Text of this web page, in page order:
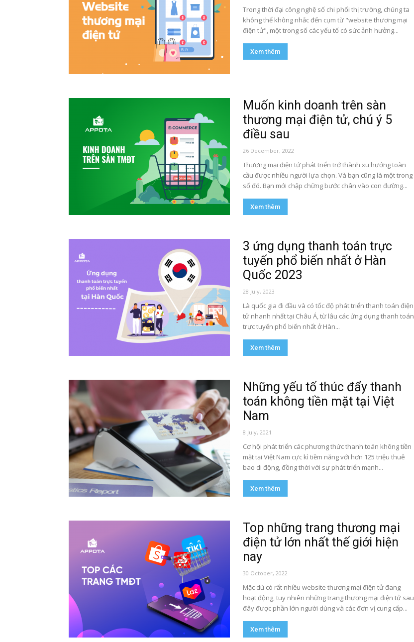
Trong thời đại công nghệ số chi phối thị trường, chúng ta
không thể không nhắc đến cụm từ "website thương mại
điện tử", một trong số các yếu tố có sức ảnh hưởng...
Xem thêm
Muốn kinh doanh trên sàn
thương mại điện tử, chú ý 5
điều sau
26 December, 2022
Thương mại điện tử phát triển trở thành xu hướng toàn
cầu được nhiều người lựa chọn. Và bạn cũng là một trong
số đó. Bạn mới chập chững bước chân vào con đường...
Xem thêm
3 ứng dụng thanh toán trực
tuyến phổ biến nhất ở Hàn
Quốc 2023
28 July, 2023
Là quốc gia đi đầu và có tốc độ phát triển thanh toán điện
tử nhanh nhất tại Châu Á, từ lâu các ứng dụng thanh toán
trực tuyến phổ biến nhất ở Hàn...
Xem thêm
Những yếu tố thúc đẩy thanh
toán không tiền mặt tại Việt
Nam
8 July, 2021
Cơ hội phát triển các phương thức thanh toán không tiền
mặt tại Việt Nam cực kì tiềm năng với hơn 125 triệu thuê
bao di động, đồng thời với sự phát triển mạnh...
Xem thêm
Top những trang thương mại
điện tử lớn nhất thế giới hiện
nay
30 October, 2022
Mặc dù có rất nhiều website thương mại điện tử đang
hoạt động, tuy nhiên những trang thương mại điện tử sau
đây được phần lớn người dùng và các đơn vị cung cấp...
Xem thêm